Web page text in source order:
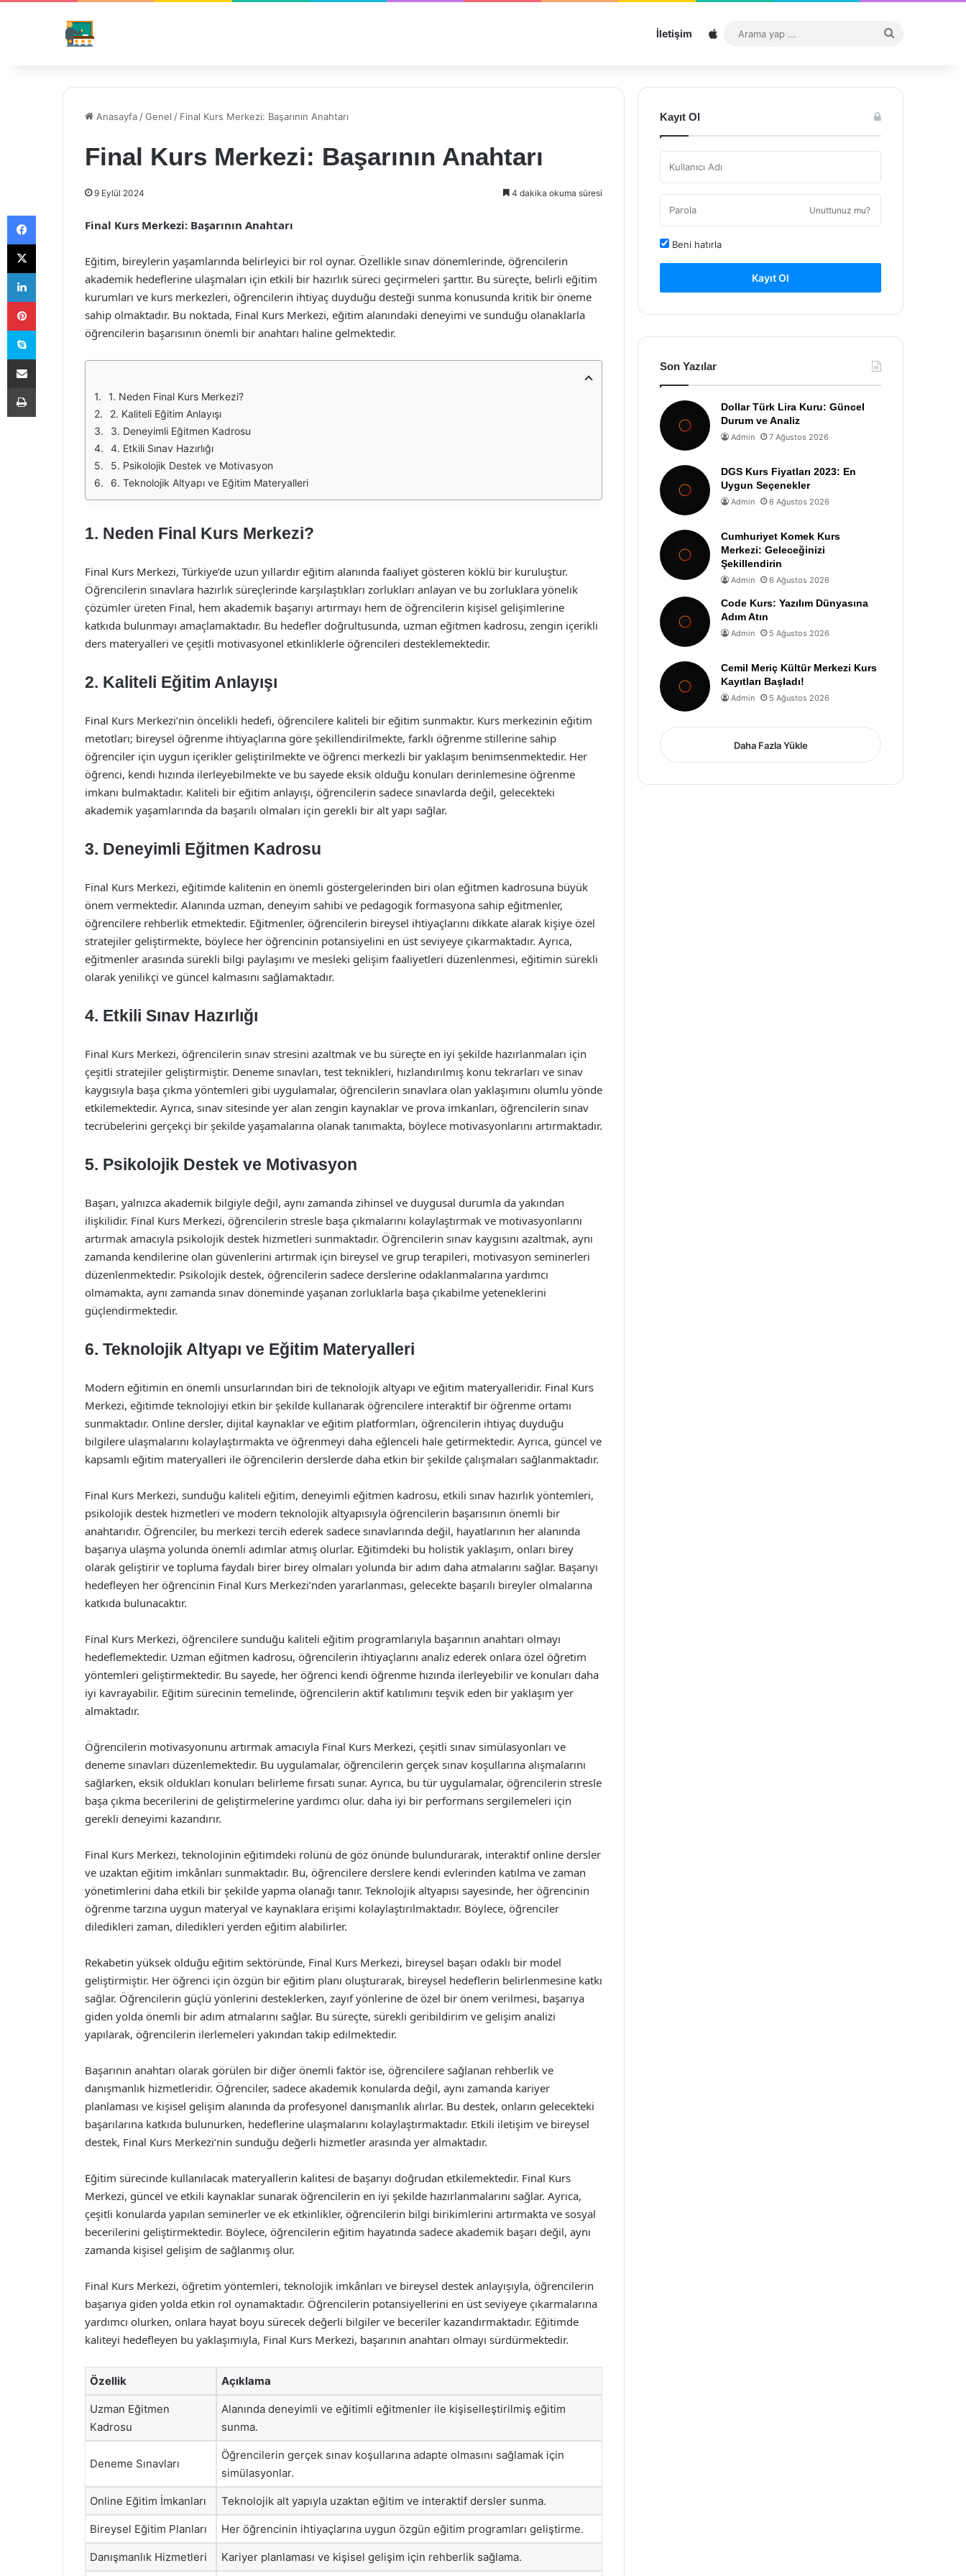
İletişim Sitemap
...
Anasayfa /Genel / Final Kurs Merkezi: Başarının Anahtarı
Final Kurs Merkezi: Başarının Anahtarı
9 Eylül 2024 4 dakika okuma süresi
Final Kurs Merkezi: Başarının Anahtarı
Eğitim, bireylerin yaşamlarında belirleyici bir rol oynar. Özellikle sınav dönemlerinde, öğrencilerin
akademik hedeflerine ulaşmaları için etkili bir hazırlık süreci geçirmeleri şarttır. Bu süreçte, belirli eğitim
kurumları ve kurs merkezleri, öğrencilerin ihtiyaç duyduğu desteği sunma konusunda kritik bir öneme
sahip olmaktadır. Bu noktada, Final Kurs Merkezi, eğitim alanındaki deneyimi ve sunduğu olanaklarla
öğrencilerin başarısının önemli bir anahtarı haline gelmektedir.
1. Neden Final Kurs Merkezi?
2. Kaliteli Eğitim Anlayışı
3. Deneyimli Eğitmen Kadrosu
4. Etkili Sınav Hazırlığı
5. Psikolojik Destek ve Motivasyon
6. Teknolojik Altyapı ve Eğitim Materyalleri
1. Neden Final Kurs Merkezi?
Final Kurs Merkezi, Türkiye’de uzun yıllardır eğitim alanında faaliyet gösteren köklü bir kuruluştur.
Öğrencilerin sınavlara hazırlık süreçlerinde karşılaştıkları zorlukları anlayan ve bu zorluklara yönelik
çözümler üreten Final, hem akademik başarıyı artırmayı hem de öğrencilerin kişisel gelişimlerine
katkıda bulunmayı amaçlamaktadır. Bu hedefler doğrultusunda, uzman eğitmen kadrosu, zengin içerikli
ders materyalleri ve çeşitli motivasyonel etkinliklerle öğrencileri desteklemektedir.
2. Kaliteli Eğitim Anlayışı
Final Kurs Merkezi’nin öncelikli hedefi, öğrencilere kaliteli bir eğitim sunmaktır. Kurs merkezinin eğitim
metotları; bireysel öğrenme ihtiyaçlarına göre şekillendirilmekte, farklı öğrenme stillerine sahip
öğrenciler için uygun içerikler geliştirilmekte ve öğrenci merkezli bir yaklaşım benimsenmektedir. Her
öğrenci, kendi hızında ilerleyebilmekte ve bu sayede eksik olduğu konuları derinlemesine öğrenme
imkanı bulmaktadır. Kaliteli bir eğitim anlayışı, öğrencilerin sadece sınavlarda değil, gelecekteki
akademik yaşamlarında da başarılı olmaları için gerekli bir alt yapı sağlar.
3. Deneyimli Eğitmen Kadrosu
Final Kurs Merkezi, eğitimde kalitenin en önemli göstergelerinden biri olan eğitmen kadrosuna büyük
önem vermektedir. Alanında uzman, deneyim sahibi ve pedagogik formasyona sahip eğitmenler,
öğrencilere rehberlik etmektedir. Eğitmenler, öğrencilerin bireysel ihtiyaçlarını dikkate alarak kişiye özel
stratejiler geliştirmekte, böylece her öğrencinin potansiyelini en üst seviyeye çıkarmaktadır. Ayrıca,
eğitmenler arasında sürekli bilgi paylaşımı ve mesleki gelişim faaliyetleri düzenlenmesi, eğitimin sürekli
olarak yenilikçi ve güncel kalmasını sağlamaktadır.
4. Etkili Sınav Hazırlığı
Final Kurs Merkezi, öğrencilerin sınav stresini azaltmak ve bu süreçte en iyi şekilde hazırlanmaları için
çeşitli stratejiler geliştirmiştir. Deneme sınavları, test teknikleri, hızlandırılmış konu tekrarları ve sınav
kaygısıyla başa çıkma yöntemleri gibi uygulamalar, öğrencilerin sınavlara olan yaklaşımını olumlu yönde
etkilemektedir. Ayrıca, sınav sitesinde yer alan zengin kaynaklar ve prova imkanları, öğrencilerin sınav
tecrübelerini gerçekçi bir şekilde yaşamalarına olanak tanımakta, böylece motivasyonlarını artırmaktadır.
5. Psikolojik Destek ve Motivasyon
Başarı, yalnızca akademik bilgiyle değil, aynı zamanda zihinsel ve duygusal durumla da yakından
ilişkilidir. Final Kurs Merkezi, öğrencilerin stresle başa çıkmalarını kolaylaştırmak ve motivasyonlarını
artırmak amacıyla psikolojik destek hizmetleri sunmaktadır. Öğrencilerin sınav kaygısını azaltmak, aynı
zamanda kendilerine olan güvenlerini artırmak için bireysel ve grup terapileri, motivasyon seminerleri
düzenlenmektedir. Psikolojik destek, öğrencilerin sadece derslerine odaklanmalarına yardımcı
olmamakta, aynı zamanda sınav döneminde yaşanan zorluklarla başa çıkabilme yeteneklerini
güçlendirmektedir.
6. Teknolojik Altyapı ve Eğitim Materyalleri
Modern eğitimin en önemli unsurlarından biri de teknolojik altyapı ve eğitim materyalleridir. Final Kurs
Merkezi, eğitimde teknolojiyi etkin bir şekilde kullanarak öğrencilere interaktif bir öğrenme ortamı
sunmaktadır. Online dersler, dijital kaynaklar ve eğitim platformları, öğrencilerin ihtiyaç duyduğu
bilgilere ulaşmalarını kolaylaştırmakta ve öğrenmeyi daha eğlenceli hale getirmektedir. Ayrıca, güncel ve
kapsamlı eğitim materyalleri ile öğrencilerin derslerde daha etkin bir şekilde çalışmaları sağlanmaktadır.
Final Kurs Merkezi, sunduğu kaliteli eğitim, deneyimli eğitmen kadrosu, etkili sınav hazırlık yöntemleri,
psikolojik destek hizmetleri ve modern teknolojik altyapısıyla öğrencilerin başarısının önemli bir
anahtarıdır. Öğrenciler, bu merkezi tercih ederek sadece sınavlarında değil, hayatlarının her alanında
başarıya ulaşma yolunda önemli adımlar atmış olurlar. Eğitimdeki bu holistik yaklaşım, onları birey
olarak geliştirir ve topluma faydalı birer birey olmaları yolunda bir adım daha atmalarını sağlar. Başarıyı
hedefleyen her öğrencinin Final Kurs Merkezi’nden yararlanması, gelecekte başarılı bireyler olmalarına
katkıda bulunacaktır.
Final Kurs Merkezi, öğrencilere sunduğu kaliteli eğitim programlarıyla başarının anahtarı olmayı
hedeflemektedir. Uzman eğitmen kadrosu, öğrencilerin ihtiyaçlarını analiz ederek onlara özel öğretim
yöntemleri geliştirmektedir. Bu sayede, her öğrenci kendi öğrenme hızında ilerleyebilir ve konuları daha
iyi kavrayabilir. Eğitim sürecinin temelinde, öğrencilerin aktif katılımını teşvik eden bir yaklaşım yer
almaktadır.
Öğrencilerin motivasyonunu artırmak amacıyla Final Kurs Merkezi, çeşitli sınav simülasyonları ve
deneme sınavları düzenlemektedir. Bu uygulamalar, öğrencilerin gerçek sınav koşullarına alışmalarını
sağlarken, eksik oldukları konuları belirleme fırsatı sunar. Ayrıca, bu tür uygulamalar, öğrencilerin stresle
başa çıkma becerilerini de geliştirmelerine yardımcı olur. daha iyi bir performans sergilemeleri için
gerekli deneyimi kazandırır.
Final Kurs Merkezi, teknolojinin eğitimdeki rolünü de göz önünde bulundurarak, interaktif online dersler
ve uzaktan eğitim imkânları sunmaktadır. Bu, öğrencilere derslere kendi evlerinden katılma ve zaman
yönetimlerini daha etkili bir şekilde yapma olanağı tanır. Teknolojik altyapısı sayesinde, her öğrencinin
öğrenme tarzına uygun materyal ve kaynaklara erişimi kolaylaştırılmaktadır. Böylece, öğrenciler
diledikleri zaman, diledikleri yerden eğitim alabilirler.
Rekabetin yüksek olduğu eğitim sektöründe, Final Kurs Merkezi, bireysel başarı odaklı bir model
geliştirmiştir. Her öğrenci için özgün bir eğitim planı oluşturarak, bireysel hedeflerin belirlenmesine katkı
sağlar. Öğrencilerin güçlü yönlerini desteklerken, zayıf yönlerine de özel bir önem verilmesi, başarıya
giden yolda önemli bir adım atmalarını sağlar. Bu süreçte, sürekli geribildirim ve gelişim analizi
yapılarak, öğrencilerin ilerlemeleri yakından takip edilmektedir.
Başarının anahtarı olarak görülen bir diğer önemli faktör ise, öğrencilere sağlanan rehberlik ve
danışmanlık hizmetleridir. Öğrenciler, sadece akademik konularda değil, aynı zamanda kariyer
planlaması ve kişisel gelişim alanında da profesyonel danışmanlık alırlar. Bu destek, onların gelecekteki
başarılarına katkıda bulunurken, hedeflerine ulaşmalarını kolaylaştırmaktadır. Etkili iletişim ve bireysel
destek, Final Kurs Merkezi’nin sunduğu değerli hizmetler arasında yer almaktadır.
Eğitim sürecinde kullanılacak materyallerin kalitesi de başarıyı doğrudan etkilemektedir. Final Kurs
Merkezi, güncel ve etkili kaynaklar sunarak öğrencilerin en iyi şekilde hazırlanmalarını sağlar. Ayrıca,
çeşitli konularda yapılan seminerler ve ek etkinlikler, öğrencilerin bilgi birikimlerini artırmakta ve sosyal
becerilerini geliştirmektedir. Böylece, öğrencilerin eğitim hayatında sadece akademik başarı değil, aynı
zamanda kişisel gelişim de sağlanmış olur.
Final Kurs Merkezi, öğretim yöntemleri, teknolojik imkânları ve bireysel destek anlayışıyla, öğrencilerin
başarıya giden yolda etkin rol oynamaktadır. Öğrencilerin potansiyellerini en üst seviyeye çıkarmalarına
yardımcı olurken, onlara hayat boyu sürecek değerli bilgiler ve beceriler kazandırmaktadır. Eğitimde
kaliteyi hedefleyen bu yaklaşımıyla, Final Kurs Merkezi, başarının anahtarı olmayı sürdürmektedir.
Özellik Açıklama
Uzman Eğitmen
Kadrosu
Alanında deneyimli ve eğitimli eğitmenler ile kişiselleştirilmiş eğitim
sunma.
Deneme Sınavları
Öğrencilerin gerçek sınav koşullarına adapte olmasını sağlamak için
simülasyonlar.
Online Eğitim İmkanları Teknolojik alt yapıyla uzaktan eğitim ve interaktif dersler sunma.
Bireysel Eğitim Planları Her öğrencinin ihtiyaçlarına uygun özgün eğitim programları geliştirme.
Danışmanlık Hizmetleri Kariyer planlaması ve kişisel gelişim için rehberlik sağlama.
Kayıt Ol
Unuttunuz mu?
Beni hatırla
Kayıt Ol
Son Yazılar
Dollar Türk Lira Kuru: Güncel
Durum ve Analiz
Admin 7 Ağustos 2026
DGS Kurs Fiyatları 2023: En
Uygun Seçenekler
Admin 6 Ağustos 2026
Cumhuriyet Komek Kurs
Merkezi: Geleceğinizi
Şekillendirin
Admin 6 Ağustos 2026
Code Kurs: Yazılım Dünyasına
Adım Atın
Admin 5 Ağustos 2026
Cemil Meriç Kültür Merkezi Kurs
Kayıtları Başladı!
Admin 5 Ağustos 2026
Daha Fazla Yükle
Facebook
X
LinkedIn
Pinterest
Skype
E-Posta ile paylaş